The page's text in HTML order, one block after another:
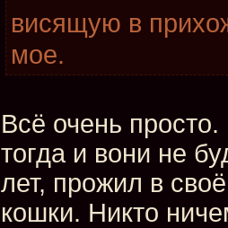
висящую в
мое.
Всё очень
тогда и вони не
лет, прожил в
кошки. Никто